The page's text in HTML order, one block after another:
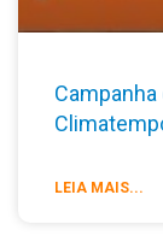
LEIA MAIS...